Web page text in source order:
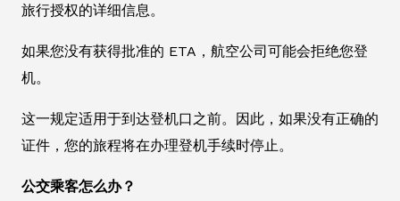
旅行授权的详细信息。
如果您没有获得批准的 ETA，航空公司可能会拒绝您登
机。
这一规定适用于到达登机口之前。因此，如果没有正确的
证件，您的旅程将在办理登机手续时停止。
公交乘客怎么办？